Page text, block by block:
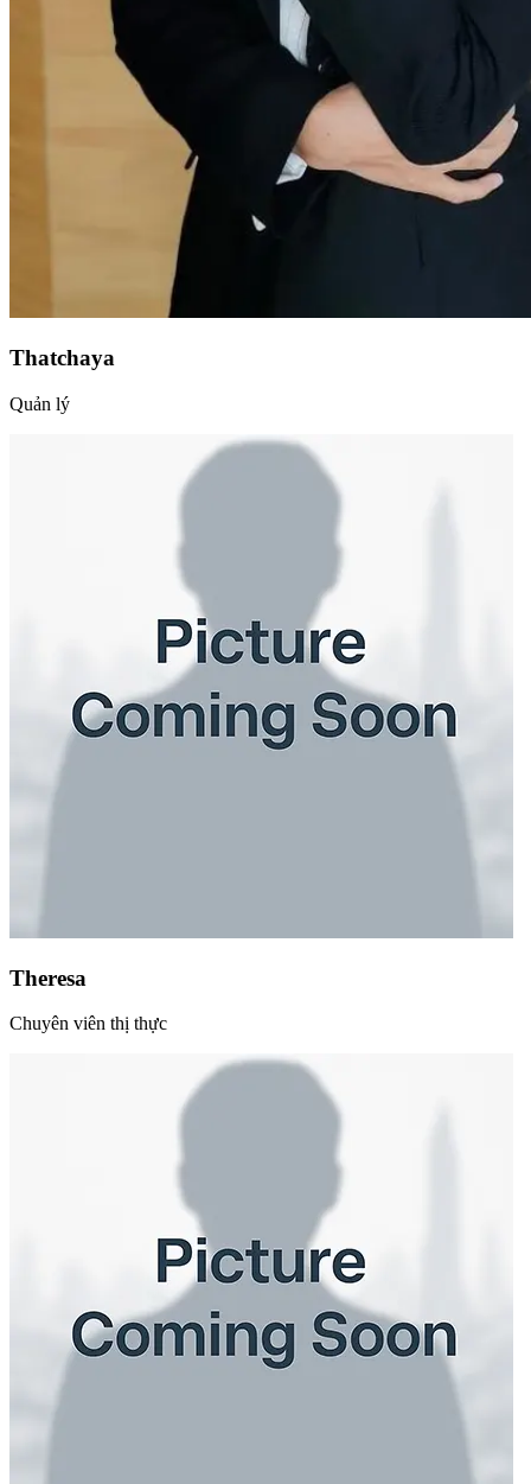
Thatchaya
Quản lý
Theresa
Chuyên viên thị thực